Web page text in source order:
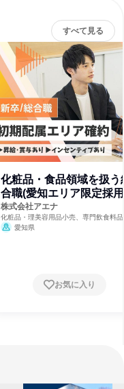
すべて見る
化粧品・食品領域を扱う
合職(愛知エリア限定採
株式会社アエナ
化粧品・理美容用品小売、専門飲食料
愛知県
お気に入り